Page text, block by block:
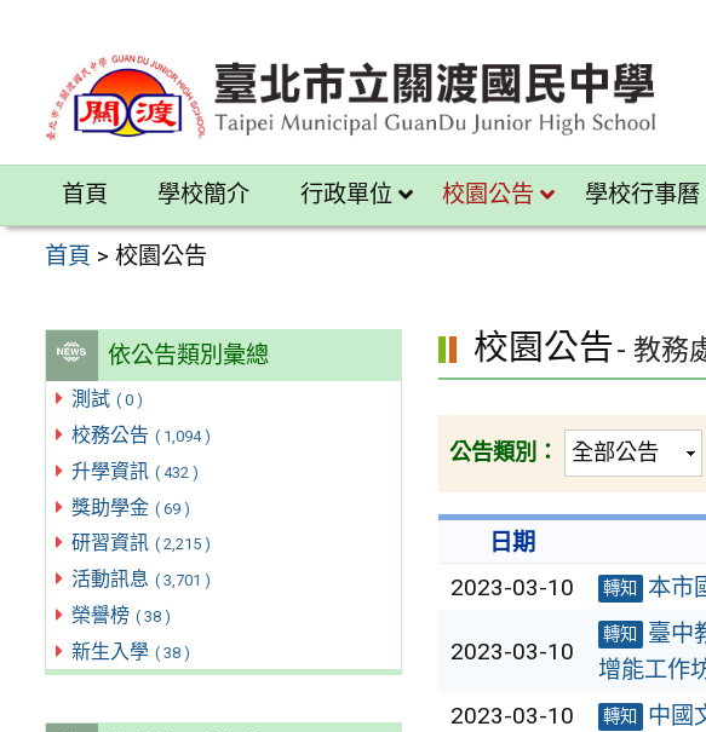
內
區
首頁 學校簡介 行政單位 校園公告 學校行事曆
首頁 >校園公告
依公告類別彙總
測試 ( 0 )
校務公告 ( 1,094 )
升學資訊 ( 432 )
獎助學金 ( 69 )
研習資訊 ( 2,215 )
活動訊息 ( 3,701 )
榮譽榜 ( 38 )
新生入學 ( 38 )
校園公告- 教務
公告類別：
日期
2023-03-10
轉知 本市
2023-03-10
轉知
臺中
增能工作
2023-03-10 轉知 中國